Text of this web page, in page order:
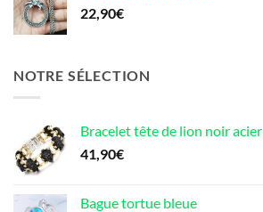
22,90€
NOTRE SÉLECTION
Bracelet tête de lion noir acier
41,90€
Bague tortue bleue